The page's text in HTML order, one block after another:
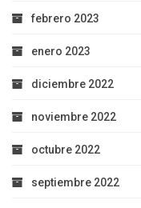
febrero 2023
enero 2023
diciembre 2022
noviembre 2022
octubre 2022
septiembre 2022